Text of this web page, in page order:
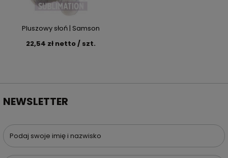
Pluszowy słoń | Samson
22,54 zł netto / szt.
NEWSLETTER
Podaj swoje imię i nazwisko